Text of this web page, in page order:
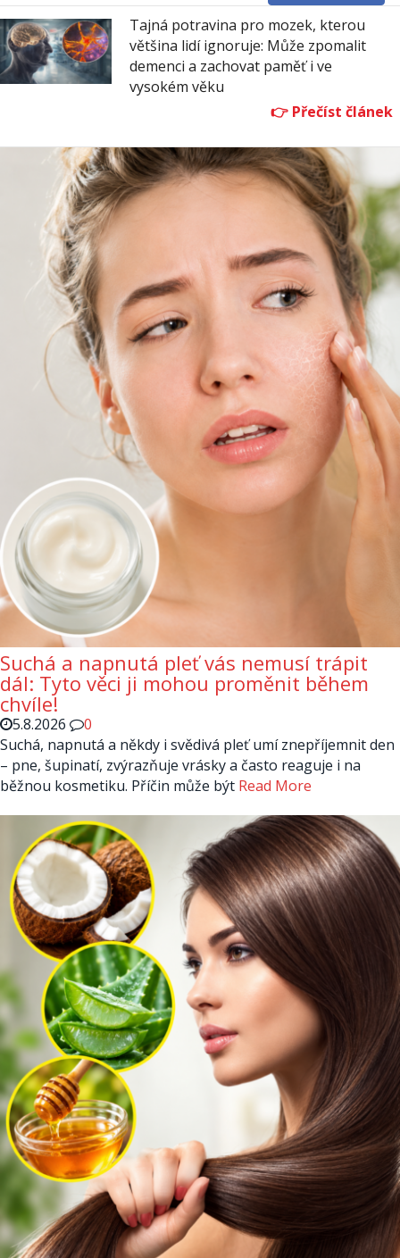
Tajná potravina pro mozek, kterou
většina lidí ignoruje: Může zpomalit
demenci a zachovat paměť i ve
vysokém věku
Suchá a napnutá pleť vás nemusí trápit
dál: Tyto věci ji mohou proměnit během
chvíle!
5.8.2026
0
Suchá, napnutá a někdy i svědivá pleť umí znepříjemnit den
– pne, šupinatí, zvýrazňuje vrásky a často reaguje i na
běžnou kosmetiku. Příčin může být Read More